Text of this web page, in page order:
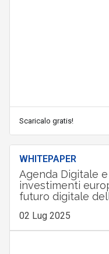
Scaricalo gratis!
WHITEPAPER
Agenda Digitale
investimenti
futuro digitale
02 Lug 2025